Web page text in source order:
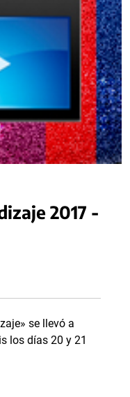
2017 -
se llevó a
los días 20 y 21